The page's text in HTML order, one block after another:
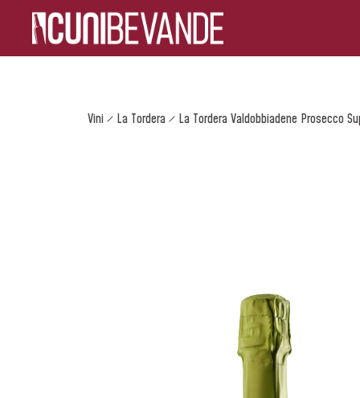
Vini La Tordera La Tordera Valdobbiadene Prosecco